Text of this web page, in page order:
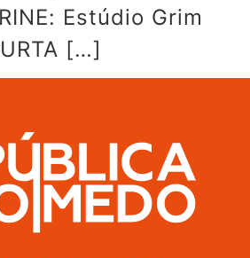
Estúdio Grim
[…]